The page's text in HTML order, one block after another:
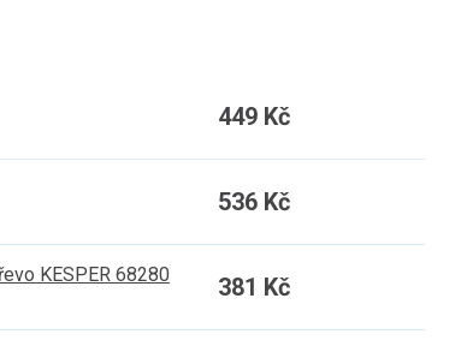
449 Kč
536 Kč
KESPER 68280 381 Kč